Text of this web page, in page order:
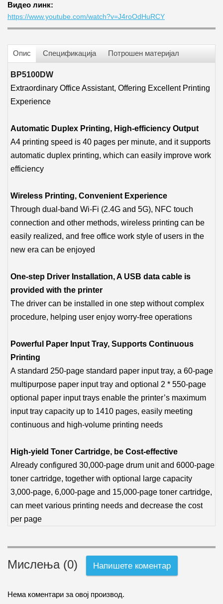
Видео линк:
https://www.youtube.com/watch?v=J4roOdHuRCY
Опис Спецификација Потрошен материјал
BP5100DW
Extraordinary Office Assistant, Offering Excellent Printing
Experience
Automatic Duplex Printing, High-efficiency Output
A4 printing speed is 40 pages per minute, and it supports
automatic duplex printing, which can easily improve work
efficiency
Wireless Printing, Convenient Experience
Through dual-band Wi-Fi (2.4G and 5G), NFC touch
connection and other methods, wireless printing can be
easily realized, and free office work style of users in the
new era can be enjoyed
One-step Driver Installation, A USB data cable is
provided with the printer
The driver can be installed in one step without complex
procedure, helping user enjoy worry-free operations
Powerful Paper Input Tray, Supports Continuous
Printing
A standard 250-page standard paper input tray, a 60-page
multipurpose paper input tray and optional 2 * 550-page
optional paper input trays enable the printer’s maximum
input tray capacity up to 1410 pages, easily meeting
continuous and high-volume printing needs
High-yield Toner Cartridge, be Cost-effective
Already configured 30,000-page drum unit and 6000-page
toner cartridge, together with optional large capacity
3,000-page, 6,000-page and 15,000-page toner cartridge,
can meet various printing needs and decrease the cost
per page
Мислења (0) Напишете коментар
Нема коментари за овој производ.